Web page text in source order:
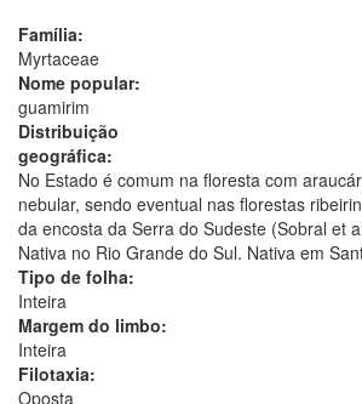
Família:
Myrtaceae
Nome popular:
guamirim
Distribuição
geográfica:
No Estado é comum na floresta com
nebular, sendo eventual nas florestas
da encosta da Serra do Sudeste (Sobral et
Nativa no Rio Grande do Sul. Nativa em
Tipo de folha:
Inteira
Margem do limbo:
Inteira
Filotaxia:
Oposta